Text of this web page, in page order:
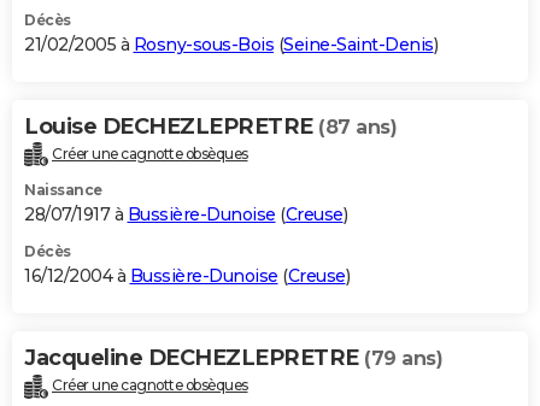
Décès
21/02/2005 à Rosny-sous-Bois (Seine-Saint-Denis)
Louise DECHEZLEPRETRE (87 ans)
Créer une cagnotte obsèques
Naissance
28/07/1917 à Bussière-Dunoise (Creuse)
Décès
16/12/2004 à Bussière-Dunoise (Creuse)
Jacqueline DECHEZLEPRETRE (79 ans)
Créer une cagnotte obsèques